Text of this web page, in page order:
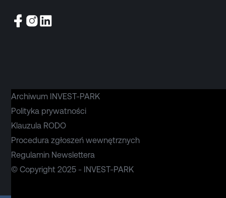
© Copyright 2025 - INVEST-PARK
Archiwum INVEST-PARK
Polityka prywatności
Klauzula RODO
Procedura zgłoszeń wewnętrznych
Regulamin Newslettera